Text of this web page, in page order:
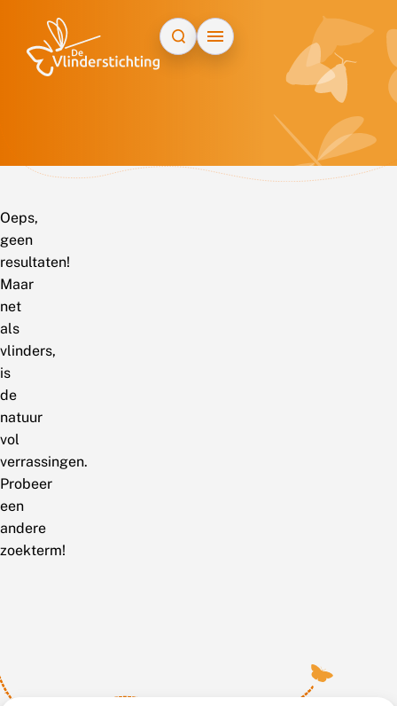
Oeps,
geen
resultaten!
Maar
net
als
vlinders,
is
de
natuur
vol
verrassingen.
Probeer
een
andere
zoekterm!